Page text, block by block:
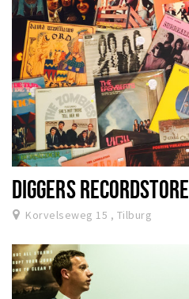
DIGGERS RECORDSTORE
Korvelseweg 15 , Tilburg